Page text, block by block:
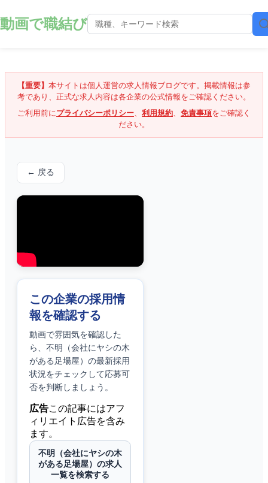
動画で職結び
【重要】 本サイトは個人運営の求人情報ブログです。掲載情報は参
考であり、正式な求人内容は各企業の公式情報をご確認ください。
ご利用前にプライバシーポリシー、 利用規約、 免責事項をご確認く
ださい。
← 戻る
この企業の採用情
報を確認する
動画で雰囲気を確認した
ら、 不明（会社にヤシの木
がある足場屋） の最新採用
状況をチェックして応募可
否を判断しましょう。
広告この記事にはアフ
ィリエイト広告を含み
ます。
不明（会社にヤシの木
がある足場屋）の求人
一覧を検索する